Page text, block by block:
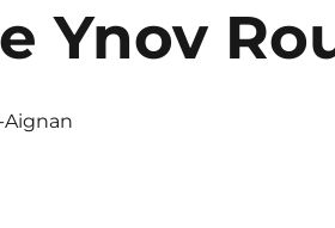
Ynov
Aignan